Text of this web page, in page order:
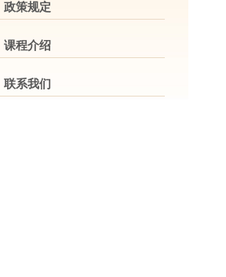
政策规定
课程介绍
联系我们